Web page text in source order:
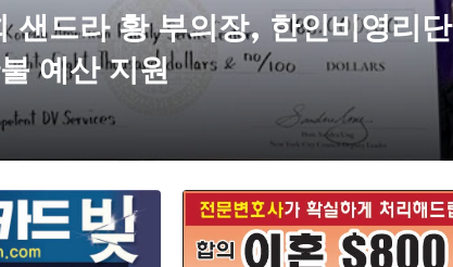
샌드라 황 부의장, 한인비영리단
예산 지원